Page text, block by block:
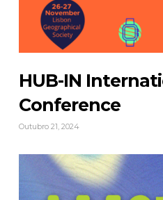
HUB-IN
Conference
Outubro 21, 2024